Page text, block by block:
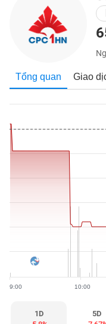
Tổng quan Giao
9:00 10:00
1D
5D
CHỨNG
KHOÁN
NGHIỆP
ĐỘNG
HÓA